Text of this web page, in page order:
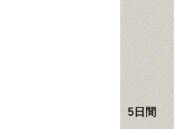
5日間